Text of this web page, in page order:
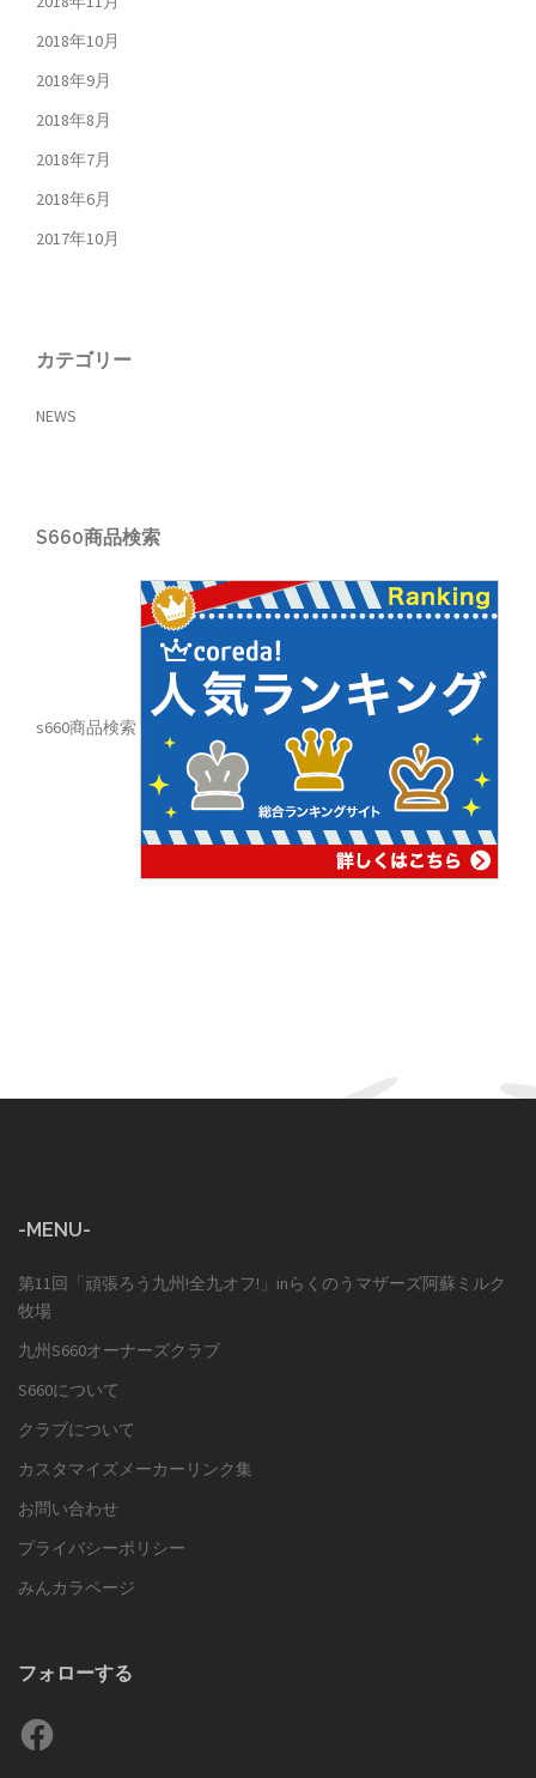
2018年10月
2018年9月
2018年8月
2018年7月
2018年6月
2017年10月
カテゴリー
NEWS
S660商品検索
s660商品検索
-MENU-
第11回「頑張ろう九州!全九オフ!」inらくのうマザーズ阿蘇ミルク
牧場
九州S660オーナーズクラブ
S660について
クラブについて
カスタマイズメーカーリンク集
お問い合わせ
プライバシーポリシー
みんカラページ
フォローする
Facebook